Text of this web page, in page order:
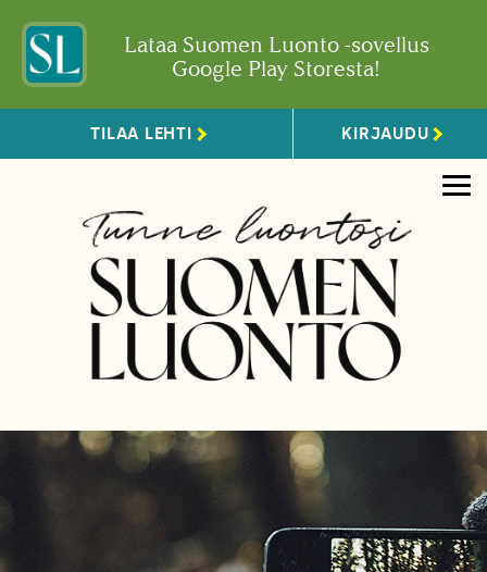
Lataa Suomen Luonto -sovellus
Google Play Storesta!
TILAA LEHTI KIRJAUDU